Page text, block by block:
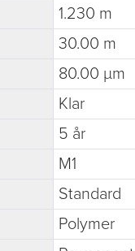
1.230 m
30.00 m
80.00 µm
Klar
5 år
M1
Standard
Polymer